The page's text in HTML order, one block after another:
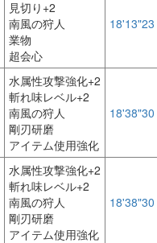
見切り+2
南風の狩人
業物
超会心
18'13"23
水属性攻撃強化+2
斬れ味レベル+2
南風の狩人
剛刃研磨
アイテム使用強化
18'38"30
水属性攻撃強化+2
斬れ味レベル+2
南風の狩人
剛刃研磨
アイテム使用強化
18'38"30